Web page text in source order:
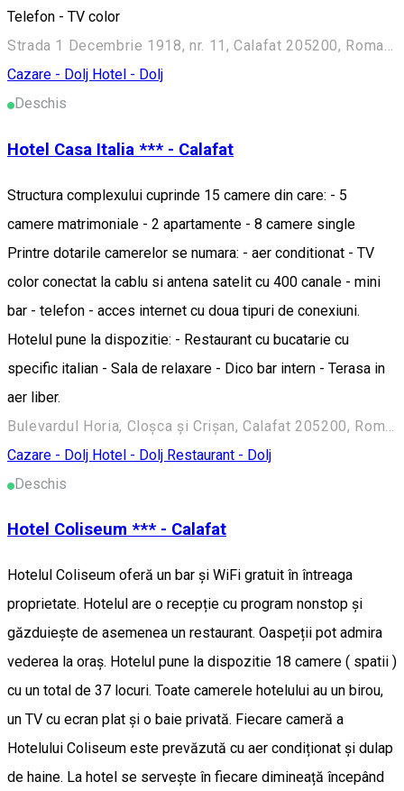
Telefon - TV color
Strada 1 Decembrie 1918, nr. 11, Calafat 205200, Romania
Cazare - Dolj Hotel - Dolj
Deschis
Hotel Casa Italia *** - Calafat
Structura complexului cuprinde 15 camere din care: - 5
camere matrimoniale - 2 apartamente - 8 camere single
Printre dotarile camerelor se numara: - aer conditionat - TV
color conectat la cablu si antena satelit cu 400 canale - mini
bar - telefon - acces internet cu doua tipuri de conexiuni.
Hotelul pune la dispozitie: - Restaurant cu bucatarie cu
specific italian - Sala de relaxare - Dico bar intern - Terasa in
aer liber.
Cazare - Dolj Hotel - Dolj Restaurant - Dolj
Deschis
Hotel Coliseum *** - Calafat
Hotelul Coliseum oferă un bar și WiFi gratuit în întreaga
proprietate. Hotelul are o recepție cu program nonstop şi
găzduiește de asemenea un restaurant. Oaspeții pot admira
vederea la oraș. Hotelul pune la dispozitie 18 camere ( spatii )
cu un total de 37 locuri. Toate camerele hotelului au un birou,
un TV cu ecran plat și o baie privată. Fiecare cameră a
Hotelului Coliseum este prevăzută cu aer condiționat și dulap
de haine. La hotel se servește în fiecare dimineață începând